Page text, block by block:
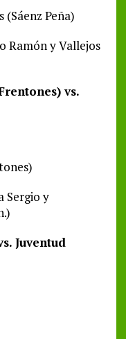
Peña)
Ramón y Vallejos
vs.
Sergio y
Juventud